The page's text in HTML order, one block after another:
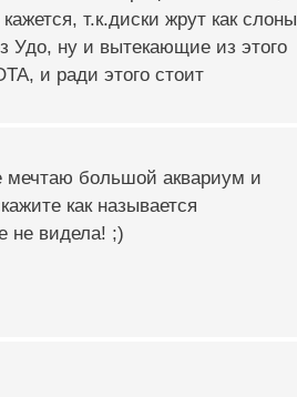
т.к.диски жрут как слоны
Удо, ну и вытекающие из этого
и ради этого стоит
мечтаю большой аквариум и
как называется
не видела! ;)